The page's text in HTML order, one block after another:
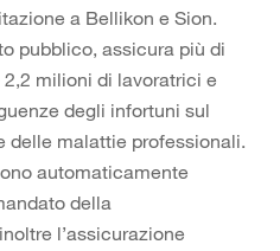
a Bellikon e Sion.
pubblico, assicura più di
milioni di lavoratrici e
degli infortuni sul
delle malattie professionali.
automaticamente
della
l’assicurazione